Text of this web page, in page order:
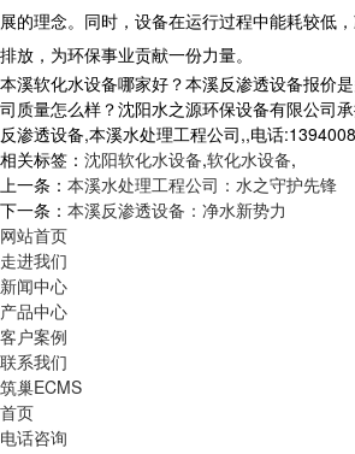
展的理念。同时，设备在运行过程中能耗较低
排放，为环保事业贡献一份力量。
本溪软化水设备哪家好？本溪反渗透设备报价
司质量怎么样？沈阳水之源环保设备有限公司
反渗透设备,本溪水处理工程公司,,电话
相关标签： 沈阳软化水设备,软化水设备,
上一条： 本溪水处理工程公司：水之守护先锋
下一条： 本溪反渗透设备：净水新势力
网站首页
走进我们
新闻中心
产品中心
客户案例
联系我们
筑巢ECMS
首页
电话咨询